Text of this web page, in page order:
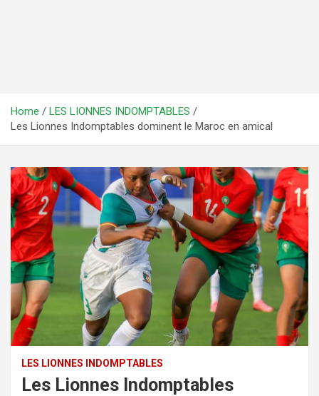
Home
LES LIONNES INDOMPTABLES
Les Lionnes Indomptables dominent le Maroc en amical
LES LIONNES INDOMPTABLES
Les Lionnes Indomptables